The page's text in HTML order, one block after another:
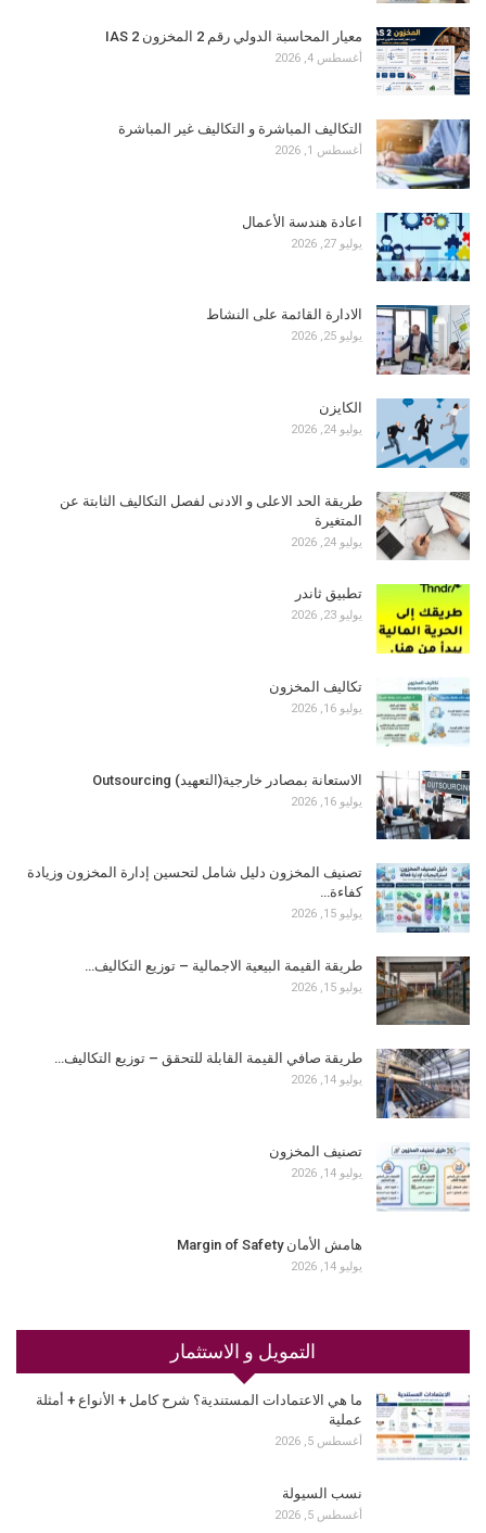
معيار المحاسبة الدولي رقم 2 المخزون IAS 2
أغسطس 4, 2026
التكاليف المباشرة و التكاليف غير المباشرة
أغسطس 1, 2026
اعادة هندسة الأعمال
يوليو 27, 2026
الادارة القائمة على النشاط
يوليو 25, 2026
الكايزن
يوليو 24, 2026
طريقة الحد الاعلى و الادنى لفصل التكاليف الثابتة عن
المتغيرة
يوليو 24, 2026
تطبيق ثاندر
يوليو 23, 2026
تكاليف المخزون
يوليو 16, 2026
الاستعانة بمصادر خارجية(التعهيد) Outsourcing
يوليو 16, 2026
تصنيف المخزون دليل شامل لتحسين إدارة المخزون وزيادة
كفاءة…
يوليو 15, 2026
طريقة القيمة البيعية الاجمالية – توزيع التكاليف…
يوليو 15, 2026
طريقة صافي القيمة القابلة للتحقق – توزيع التكاليف…
يوليو 14, 2026
تصنيف المخزون
يوليو 14, 2026
هامش الأمان Margin of Safety
يوليو 14, 2026
التمويل و الاستثمار
ما هي الاعتمادات المستندية؟ شرح كامل + الأنواع + أمثلة
عملية
أغسطس 5, 2026
نسب السيولة
أغسطس 5, 2026